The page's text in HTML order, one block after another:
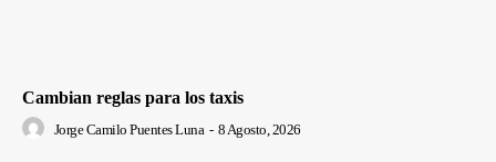
Cambian reglas para los taxis
Jorge Camilo Puentes Luna - 8 Agosto, 2026